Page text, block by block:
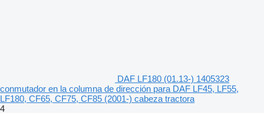
DAF LF180 (01.13-) 1405323
conmutador en la columna de dirección para DAF LF45, LF55,
LF180, CF65, CF75, CF85 (2001-) cabeza tractora
4